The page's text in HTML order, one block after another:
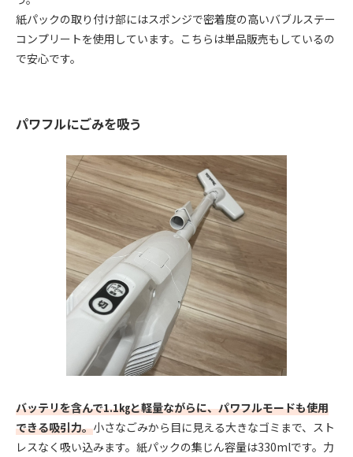
紙パックの取り付け部にはスポンジで密着度の高いバブルステー
コンプリートを使用しています。こちらは単品販売もしているの
で安心です。
パワフルにごみを吸う
バッテリを含んで1.1㎏と軽量ながらに、パワフルモードも使用
できる吸引力。小さなごみから目に見える大きなゴミまで、スト
レスなく吸い込みます。紙パックの集じん容量は330mlです。力